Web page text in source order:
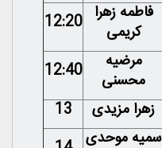
فاطمه زهرا
کریمی
12:20
مرضیه
محسنی
12:40
زهرا مزیدی
13
سمیه موحدی